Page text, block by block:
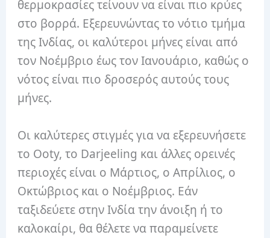
θερμοκρασίες τείνουν να είναι πιο κρύες
στο βορρά. Εξερευνώντας το νότιο τμήμα
της Ινδίας, οι καλύτεροι μήνες είναι από
τον Νοέμβριο έως τον Ιανουάριο, καθώς ο
νότος είναι πιο δροσερός αυτούς τους
μήνες.
Οι καλύτερες στιγμές για να εξερευνήσετε
το Ooty, το Darjeeling και άλλες ορεινές
περιοχές είναι ο Μάρτιος, ο Απρίλιος, ο
Οκτώβριος και ο Νοέμβριος. Εάν
ταξιδεύετε στην Ινδία την άνοιξη ή το
καλοκαίρι, θα θέλετε να παραμείνετε